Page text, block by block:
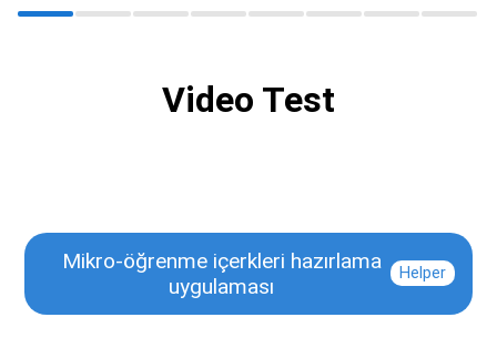
Video Test
Mikro-öğrenme içerkleri hazırlama
uygulaması
Helper